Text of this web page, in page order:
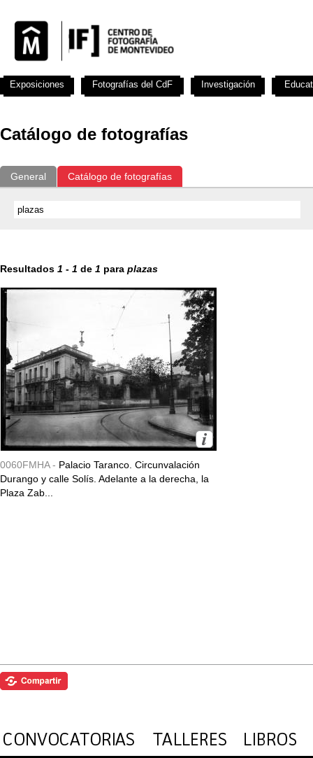
Catálogo de fotografías
General Catálogo de fotografías
Resultados 1 - 1 de 1 para plazas
0060FMHA - Palacio Taranco. Circunvalación
Durango y calle Solís. Adelante a la derecha, la
Plaza Zab...
Exposiciones Fotografías del CdF Investigación